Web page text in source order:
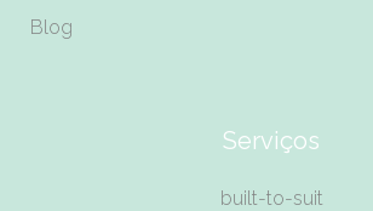
Blog
Serviços
built-to-suit